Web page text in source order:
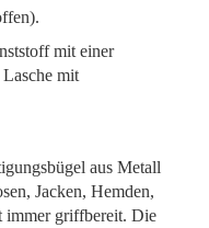
mit einer
mit
aus Metall
Jacken, Hemden,
immer griffbereit. Die